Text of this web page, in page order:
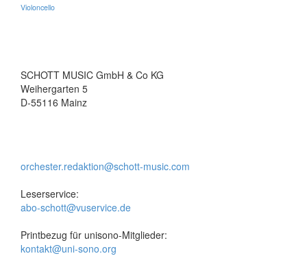
Violoncello
SCHOTT MUSIC GmbH & Co KG
Weihergarten 5
D-55116 Mainz
orchester.redaktion@schott-music.com
Leserservice:
abo-schott@vuservice.de
Printbezug für unisono-Mitglieder:
kontakt@uni-sono.org